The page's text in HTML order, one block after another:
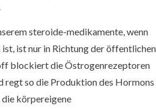
steroide-medikamente, wenn
ist nur in Richtung der öffentlichen
blockiert die Östrogenrezeptoren
regt so die Produktion des Hormons
die körpereigene